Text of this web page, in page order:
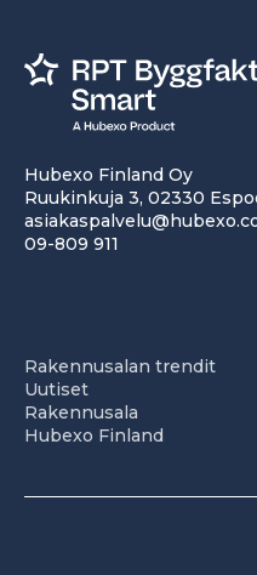
Hubexo Finland Oy
Ruukinkuja 3, 02330
09-809 911
Rakennusalan trendit
Uutiset
Rakennusala
Hubexo Finland